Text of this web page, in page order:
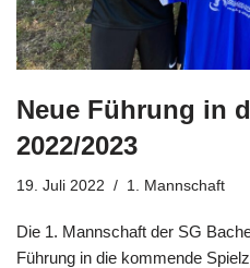
Neue Führung in
2022/2023
19. Juli 2022 1. Mannschaft
Die 1. Mannschaft der SG
Führung in die kommende